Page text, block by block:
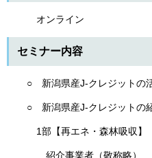
オンライン
セミナー内容
○ 新潟県産J-クレジットの活
○ 新潟県産J-クレジットの
1部【再エネ・森林吸収】
紹介事業者（敬称略）